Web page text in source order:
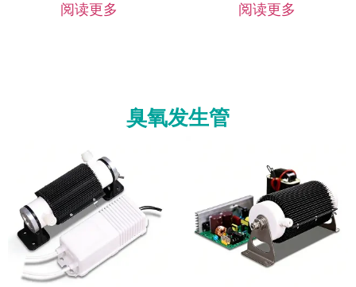
阅读更多 阅读更多
臭氧发生管